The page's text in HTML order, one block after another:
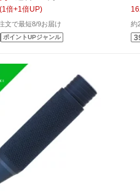
(1 倍+1 倍UP)
文で最短8/9お届け
ポイントUPジャンル
16
約